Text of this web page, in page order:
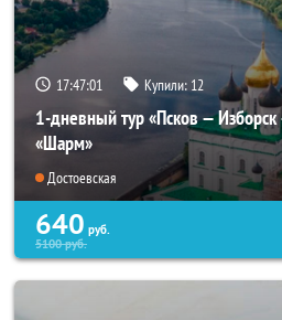
17:46:57 Купили: 12
1-дневный тур «Псков —
«Шарм»
Достоевская
640 руб.
5100руб.